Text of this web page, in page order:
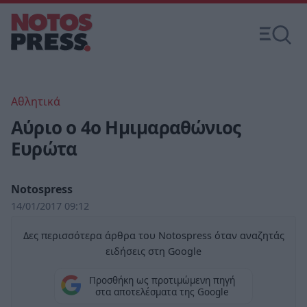
Αθλητικά
Αύριο ο 4ο Ημιμαραθώνιος
Ευρώτα
Notospress
14/01/2017 09:12
Δες περισσότερα άρθρα του Notospress όταν αναζητάς
ειδήσεις στη Google
Προσθήκη ως προτιμώμενη πηγή
στα αποτελέσματα της Google